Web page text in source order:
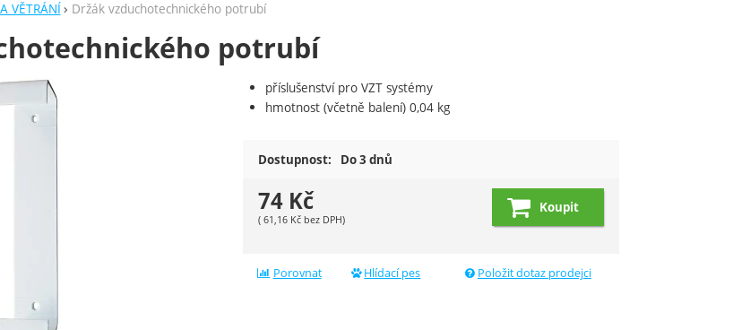
VĚTRÁNÍ Držák vzduchotechnického potrubí
potrubí
příslušenství pro VZT systémy
hmotnost (včetně balení) 0,04 kg
Dostupnost: Do 3 dnů
74 Kč
(61,16 Kč bez DPH)
Koupit
Porovnat Hlídací pes Položit dotaz prodejci